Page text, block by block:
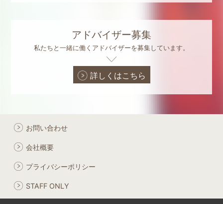
アドバイザー募集
私たちと一緒に働くアドバイザーを募集しています。
詳しくはこちら
お問い合わせ
会社概要
プライバシーポリシー
STAFF ONLY